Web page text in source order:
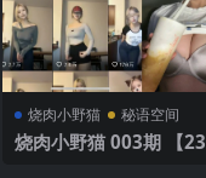
烧肉小野猫 秘语空间
烧肉小野猫 003期 【23